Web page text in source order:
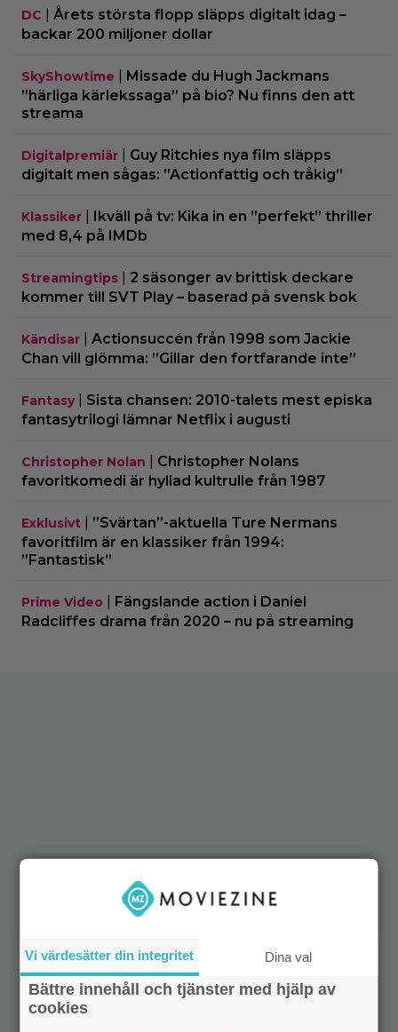
DC
Årets största flopp släpps digitalt idag –
backar 200 miljoner dollar
SkyShowtime
Missade du Hugh Jackmans
”härliga kärlekssaga” på bio? Nu finns den att
streama
Digitalpremiär
Guy Ritchies nya film släpps
digitalt men sågas: ”Actionfattig och tråkig”
Klassiker
Ikväll på tv: Kika in en ”perfekt” thriller
med 8,4 på IMDb
Streamingtips
2 säsonger av brittisk deckare
kommer till SVT Play – baserad på svensk bok
Kändisar
Actionsuccén från 1998 som Jackie
Chan vill glömma: ”Gillar den fortfarande inte”
Fantasy| Sista chansen: 2010-talets mest episka
fantasytrilogi lämnar Netflix i augusti
Christopher Nolan
Christopher Nolans
favoritkomedi är hyllad kultrulle från 1987
Exklusivt
”Svärtan”-aktuella Ture Nermans
favoritfilm är en klassiker från 1994:
”Fantastisk”
Prime Video
Fängslande action i Daniel
Radcliffes drama från 2020 – nu på streaming
Vi värdesätter din integritet Dina val
Bättre innehåll och tjänster med hjälp av
cookies